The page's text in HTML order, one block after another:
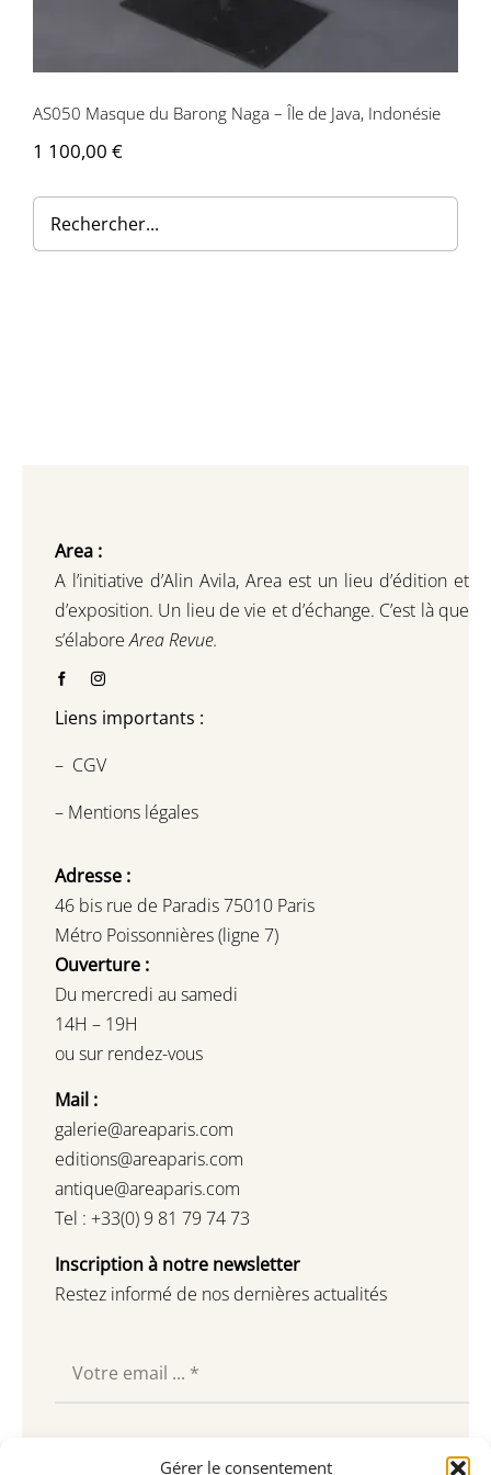
Gérer le consentement
AS050 Masque du Barong Naga – Île de Java, Indonésie
1 100,00 €
Area :
A l’initiative d’Alin Avila, Area est un lieu d’édition et
d’exposition. Un lieu de vie et d’échange. C’est là que
s’élaboreArea Revue.
Liens importants :
– CGV
– Mentions légales
Adresse :
46 bis rue de Paradis 75010 Paris
Métro Poissonnières (ligne 7)
Ouverture :
Du mercredi au samedi
14H – 19H
ou sur rendez-vous
Mail :
galerie@areaparis.com
editions@areaparis.com
antique@areaparis.com
Tel : +33(0) 9 81 79 74 73
Inscription à notre newsletter
Restez informé de nos dernières actualités
Souscrire